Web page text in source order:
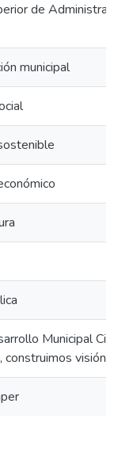
de
municipal
Municipal
construimos